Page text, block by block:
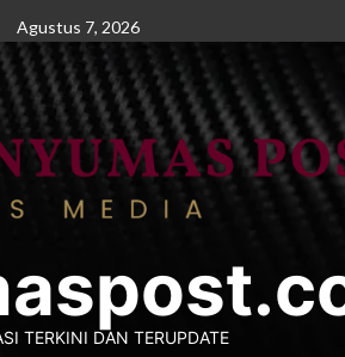
Agustus 7, 2026
TERKINI DAN TERUPDATE